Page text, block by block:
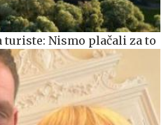
turiste: Nismo plačali za to